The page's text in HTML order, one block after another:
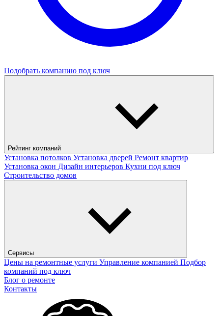
Подобрать компанию под ключ
Рейтинг компаний
Установка потолков Установка дверей Ремонт квартир
Установка окон Дизайн интерьеров Кухни под ключ
Строительство домов
Сервисы
Цены на ремонтные услуги Управление компанией Подбор
компаний под ключ
Блог о ремонте
Контакты